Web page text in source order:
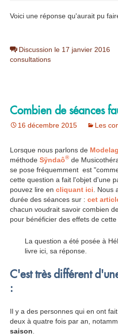
Voici une réponse qu'aurait pu
Discussion le 17 janvier 2016
consultations
Combien de séances
16 décembre 2015 Les
Lorsque nous parlons de
méthode Sÿndaô® de
se pose fréquemment est
cette question a fait l'objet d'une
pouvez lire en cliquant ici .
durée des séances sur : cet
chacun voudrait savoir combien
pour bénéficier des effets de cette
La question a été posée à
livre ici, sa réponse.
C'est très différent
:
Il y a des personnes qui en ont
deux à quatre fois par an,
saison